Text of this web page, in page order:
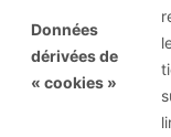
Données
dérivées de
« cookies »